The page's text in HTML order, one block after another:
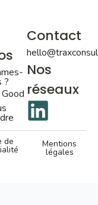
?
Contact
Nos
réseaux
de Mentions
légales